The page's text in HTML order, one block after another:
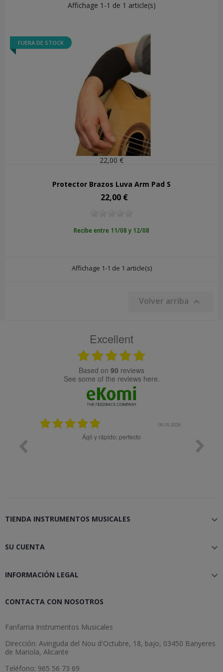
Affichage 1-1 de 1 article(s)
FUERA DE STOCK
22,00 €
Protector Brazos Luva Arm Pad S
Precio
22,00 €
Recibe entre 11/08 y 12/08
Affichage 1-1 de 1 article(s)
Volver arriba 
Excellent
based on 90 reviews
see some of the reviews here.
08.05.2026
Ágil y rápido; perfecto
TIENDA INSTRUMENTOS MUSICALES 
SU CUENTA 
INFORMACIÓN LEGAL 
CONTACTA CON NOSOTROS
Fanfarria Instrumentos Musicales
Dirección: Avinguda del Nou d'Octubre, 18, bajo, 03450 Banyeres
de Mariola, Alicante
Teléfono: 965 56 73 69